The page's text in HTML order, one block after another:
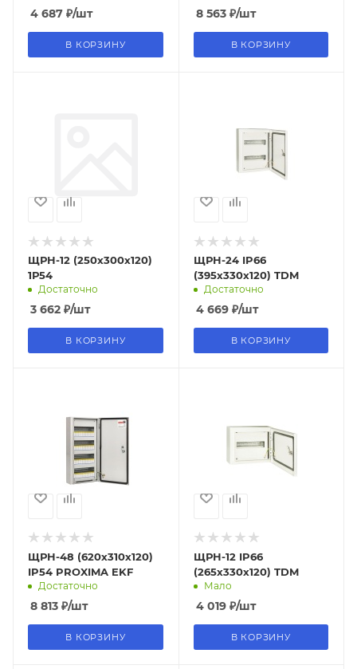
4 687 ₽/шт
В КОРЗИНУ
8 563₽/шт
В КОРЗИНУ
ЩРН-12 (250х300х120)
1Р54
Достаточно
3 662 ₽/шт
В КОРЗИНУ
ЩРН-24 IP66
(395х330х120) TDM
Достаточно
4 669₽/шт
В КОРЗИНУ
ЩРН-48 (620х310х120)
IP54 PROXIMA EKF
Достаточно
8 813 ₽/шт
В КОРЗИНУ
ЩРН-12 IP66
(265х330х120) TDM
Мало
4 019₽/шт
В КОРЗИНУ